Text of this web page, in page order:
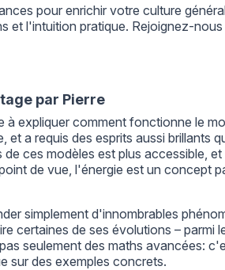
pour enrichir votre culture
et l'intuition pratique. Rejoignez-
par Pierre
à expliquer comment fonctionne le
et a requis des esprits aussi brillants
de ces modèles est plus accessible,
de vue, l'énergie est un concept
simplement d'innombrables
certaines de ses évolutions – parmi
seulement des maths avancées:
sur des exemples concrets.